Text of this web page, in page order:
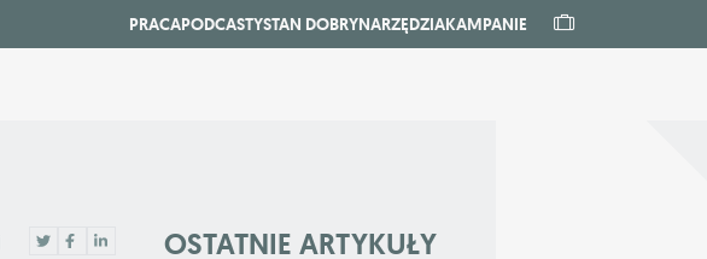
PRACAPODCASTYSTAN DOBRYNARZĘDZIAKAMPANIE
OSTATNIE ARTYKUŁY